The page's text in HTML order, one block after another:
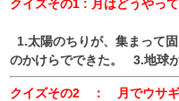
クイズその1 : 月はどうやっ
1.太陽のちりが、集まって
のかけらでできた。 3.地球
クイズその2 ： 月でウサギ